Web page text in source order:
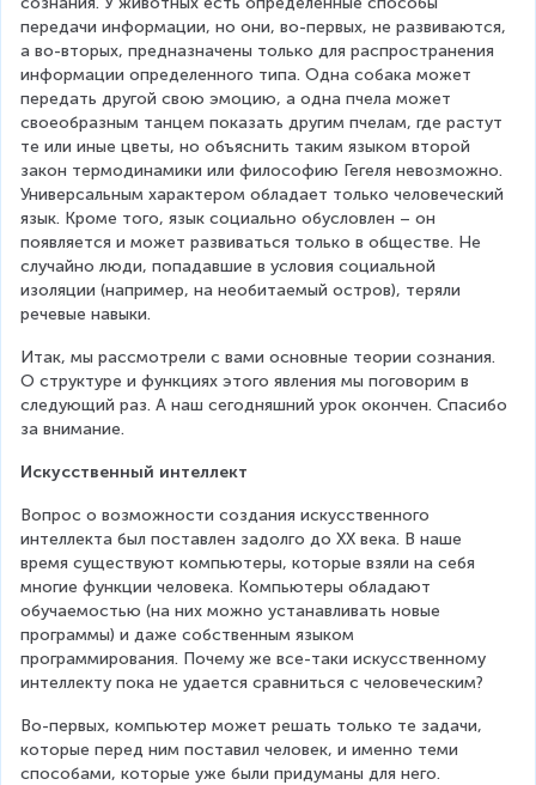
передачи информации, но они, во-первых, не развиваются,
а во-вторых, предназначены только для распространения
информации определенного типа. Одна собака может
передать другой свою эмоцию, а одна пчела может
своеобразным танцем показать другим пчелам, где растут
те или иные цветы, но объяснить таким языком второй
закон термодинамики или философию Гегеля невозможно.
Универсальным характером обладает только человеческий
язык. Кроме того, язык социально обусловлен – он
появляется и может развиваться только в обществе. Не
случайно люди, попадавшие в условия социальной
изоляции (например, на необитаемый остров), теряли
речевые навыки.
Итак, мы рассмотрели с вами основные теории сознания.
О структуре и функциях этого явления мы поговорим в
следующий раз. А наш сегодняшний урок окончен. Спасибо
за внимание.
Искусственный интеллект
Вопрос о возможности создания искусственного
интеллекта был поставлен задолго до XX века. В наше
время существуют компьютеры, которые взяли на себя
многие функции человека. Компьютеры обладают
обучаемостью (на них можно устанавливать новые
программы) и даже собственным языком
программирования. Почему же все-таки искусственному
интеллекту пока не удается сравниться с человеческим?
Во-первых, компьютер может решать только те задачи,
которые перед ним поставил человек, и именно теми
способами, которые уже были придуманы для него.